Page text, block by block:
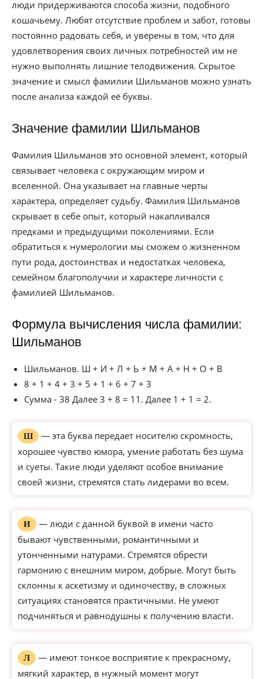
люди придерживаются способа жизни, подобного
кошачьему. Любят отсутствие проблем и забот, готовы
постоянно радовать себя, и уверены в том, что для
удовлетворения своих личных потребностей им не
нужно выполнять лишние телодвижения. Скрытое
значение и смысл фамилии Шильманов можно узнать
после анализа каждой её буквы.
Значение фамилии Шильманов
Фамилия Шильманов это основной элемент, который
связывает человека с окружающим миром и
вселенной. Она указывает на главные черты
характера, определяет судьбу. Фамилия Шильманов
скрывает в себе опыт, который накапливался
предками и предыдущими поколениями. Если
обратиться к нумерологии мы сможем о жизненном
пути рода, достоинствах и недостатках человека,
семейном благополучии и характере личности с
фамилией Шильманов.
Формула вычисления числа фамилии:
Шильманов
Шильманов. Ш + И + Л + Ь + М + А + Н + О + В
8 + 1 + 4 + 3 + 5 + 1 + 6 + 7 + 3
Сумма - 38 Далее 3 + 8 = 11. Далее 1 + 1 = 2.
Ш
— эта буква передает носителю скромность,
хорошее чувство юмора, умение работать без шума
и суеты. Такие люди уделяют особое внимание
своей жизни, стремятся стать лидерами во всем.
И
— люди с данной буквой в имени часто
бывают чувственными, романтичными и
утонченными натурами. Стремятся обрести
гармонию с внешним миром, добрые. Могут быть
склонны к аскетизму и одиночеству, в сложных
ситуациях становятся практичными. Не умеют
подчиняться и равнодушны к получению власти.
Л
— имеют тонкое восприятие к прекрасному,
мягкий характер, в нужный момент могут